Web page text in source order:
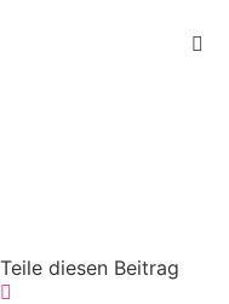
Teile diesen Beitrag